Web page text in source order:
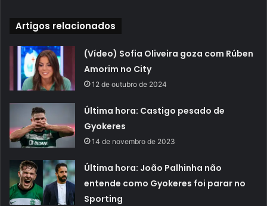
Artigos relacionados
(Vídeo) Sofia Oliveira goza com Rúben
Amorim no City
12 de outubro de 2024
Última hora: Castigo pesado de
Gyokeres
14 de novembro de 2023
Última hora: João Palhinha não
entende como Gyokeres foi parar no
Sporting